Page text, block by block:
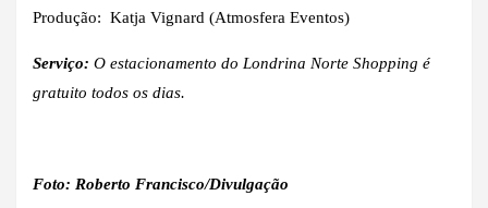
Produção: Katja Vignard (Atmosfera Eventos)
Serviço: O estacionamento do Londrina Norte Shopping é
gratuito todos os dias.
Foto: Roberto Francisco/Divulgação